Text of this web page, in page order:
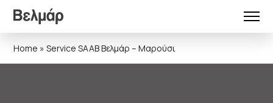
Home » Service SAAB Βελμάρ – Μαρούσι